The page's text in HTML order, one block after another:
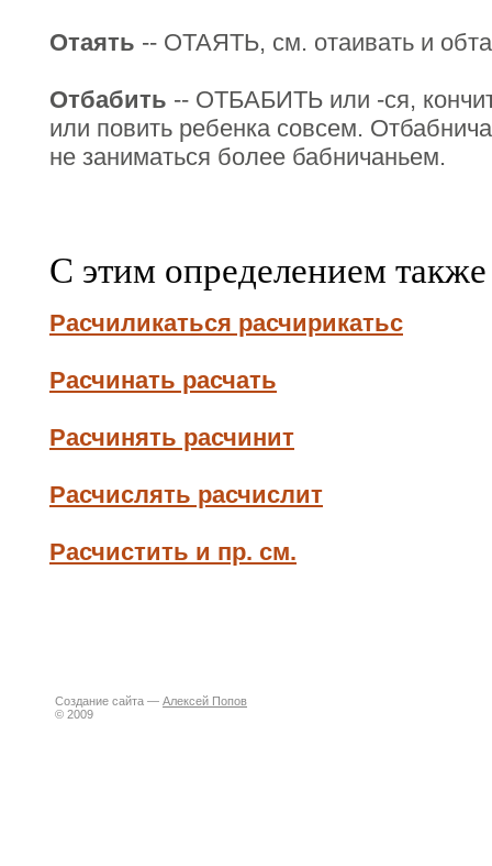
Отаять -- ОТАЯТЬ, см. отаивать и
Отбабить -- ОТБАБИТЬ или -ся,
или повить ребенка совсем.
не заниматься более бабничаньем.
С этим определением
Расчиликаться расчирикатьс
Расчинать расчать
Расчинять расчинит
Расчислять расчислит
Расчистить и пр. см.
Создание сайта — Алексей Попов
© 2009